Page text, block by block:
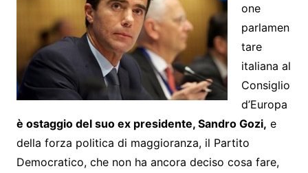
one
parlamen
tare
italiana al
Consiglio
d’Europa
è ostaggio del suo ex presidente, Sandro Gozi, e
della forza politica di maggioranza, il Partito
Democratico, che non ha ancora deciso cosa fare,